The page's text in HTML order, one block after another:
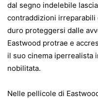
dal segno indelebile
contraddizioni irreparabili
duro proteggersi dalle
Eastwood protrae e
il suo cinema iperrealista
nobilitata.
Nelle pellicole di